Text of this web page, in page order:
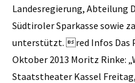
Landesregierung, Abteilung
Südtiroler Sparkasse sowie
unterstützt. red Infos Das
Oktober 2013 Moritz Rinke:
Staatstheater Kassel